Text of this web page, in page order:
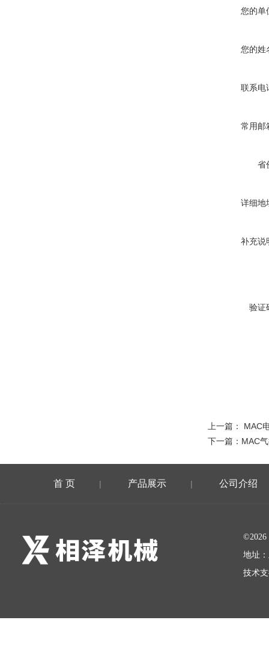
您的单
您的姓
联系电
常用邮
省
详细地
补充说
验证
上一篇： MAC
下一篇： MAC
首 页 | 产品展示 | 公司介绍
地址
技术